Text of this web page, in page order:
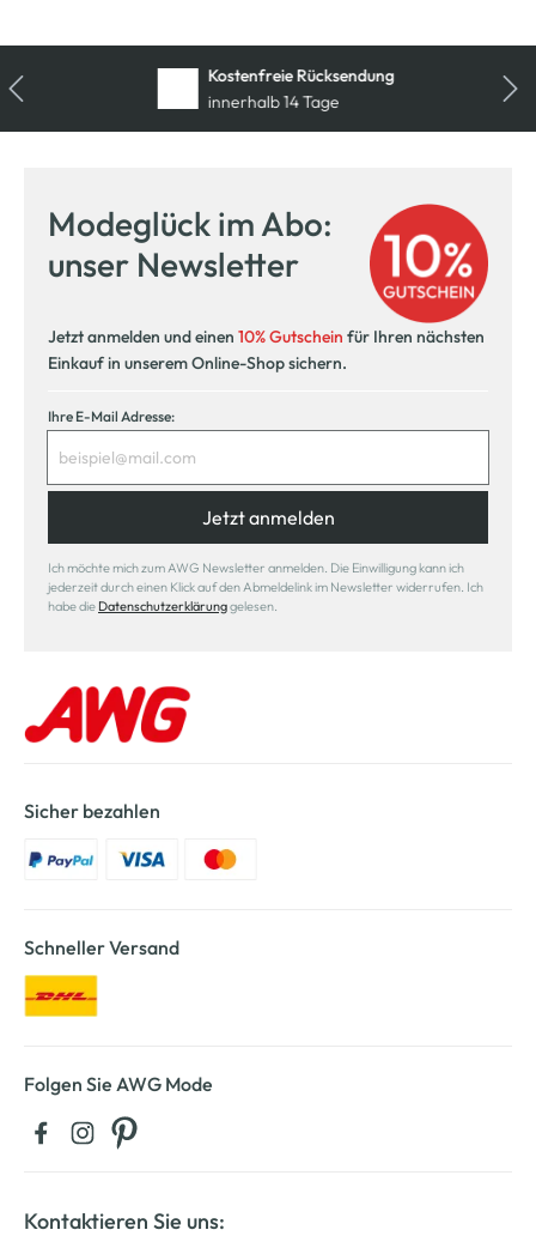
Kostenfreie Rücksendung
innerhalb 14 Tage
Modeglück im Abo:
unser Newsletter
Jetzt anmelden und einen 10% Gutschein für Ihren nächsten
Einkauf in unserem Online-Shop sichern.
Ihre E-Mail Adresse:
Jetzt anmelden
Ich möchte mich zum AWG Newsletter anmelden. Die Einwilligung kann ich
jederzeit durch einen Klick auf den Abmeldelink im Newsletter widerrufen. Ich
habe die Datenschutzerklärunggelesen.
Sicher bezahlen
Schneller Versand
Folgen Sie AWG Mode
Kontaktieren Sie uns: